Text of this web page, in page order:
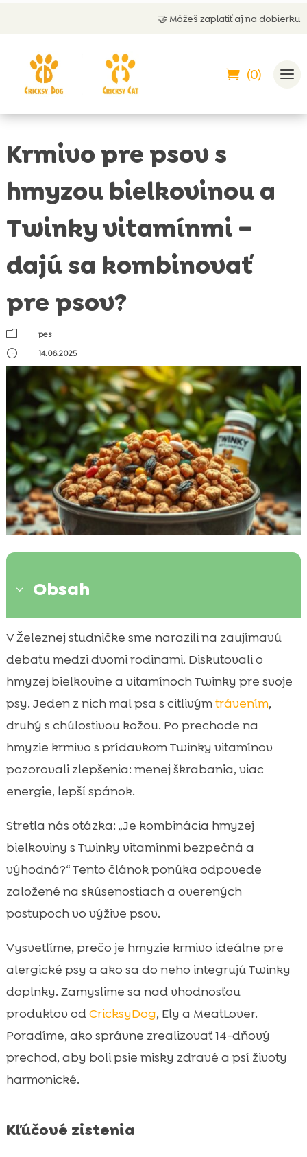
🤝 Môžeš zaplatiť aj na dobierku
(0)
Krmivo pre psov s
hmyzou bielkovinou a
Twinky vitamínmi –
dajú sa kombinovať
pre psov?
m
pes
}
14.08.2025
3 Obsah

Prečo vôbec uvažovať o hmyzej bielkovine
pre psov
Čo sú Twinky vitamíny a komu sú určené
kombinácia hmyzej bielkoviny s vitamínmi
Zdravotné benefity hmyzej bielkoviny
podporené vitamínmi
 Alergie, intolerancie a citlivé brušká

Praktické dávkovanie: ako miešať hmyzie
CricksyDog: hypoalergénne krmivá bez
kuracieho mäsa a pšenice
 Ely mokré krmivo: šetrné a chutné
doplnenie misky

Maškrty bez kompromisov: MeatLover 100 %
 Starostlivosť mimo misky: Twinky, Chloé, Mr.
Easy a Denty

Ako vybrať správnu receptúru hmyzieho
krmiva
Plán zavádzania: 14-dňová prechodová
schéma
Typické chyby pri kombinovaní a ako sa im
vyhnúť
pes, senior alergik
V Železnej studničke sme narazili na zaujímavú
debatu medzi dvomi rodinami. Diskutovali o
hmyzej bielkovine a vitamínoch Twinky pre svoje
psy. Jeden z nich mal psa s citlivýmtrávením,
druhý s chúlostivou kožou. Po prechode na
hmyzie krmivo s prídavkom Twinky vitamínov
pozorovali zlepšenia: menej škrabania, viac
energie, lepší spánok.
Stretla nás otázka: „Je kombinácia hmyzej
bielkoviny s Twinky vitamínmi bezpečná a
výhodná?“ Tento článok ponúka odpovede
založené na skúsenostiach a overených
postupoch vo výžive psov.
Vysvetlíme, prečo je hmyzie krmivo ideálne pre
alergické psy a ako sa do neho integrujú Twinky
doplnky. Zamyslime sa nad vhodnosťou
produktov odCricksyDog, Ely a MeatLover.
Poradíme, ako správne zrealizovať 14-dňový
prechod, aby boli psie misky zdravé a psí životy
harmonické.
Kľúčové zistenia